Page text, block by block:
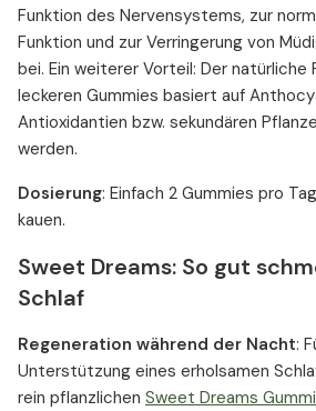
Funktion des Nervensystems, zur
Funktion und zur Verringerung von
bei. Ein weiterer Vorteil: Der natürliche
leckeren Gummies basiert auf
Antioxidantien bzw. sekundären
werden.
Dosierung: Einfach 2 Gummies pro
kauen.
Sweet Dreams: So gut
Schlaf
Regeneration während der Nacht:
Unterstützung eines erholsamen
rein pflanzlichen Sweet Dreams